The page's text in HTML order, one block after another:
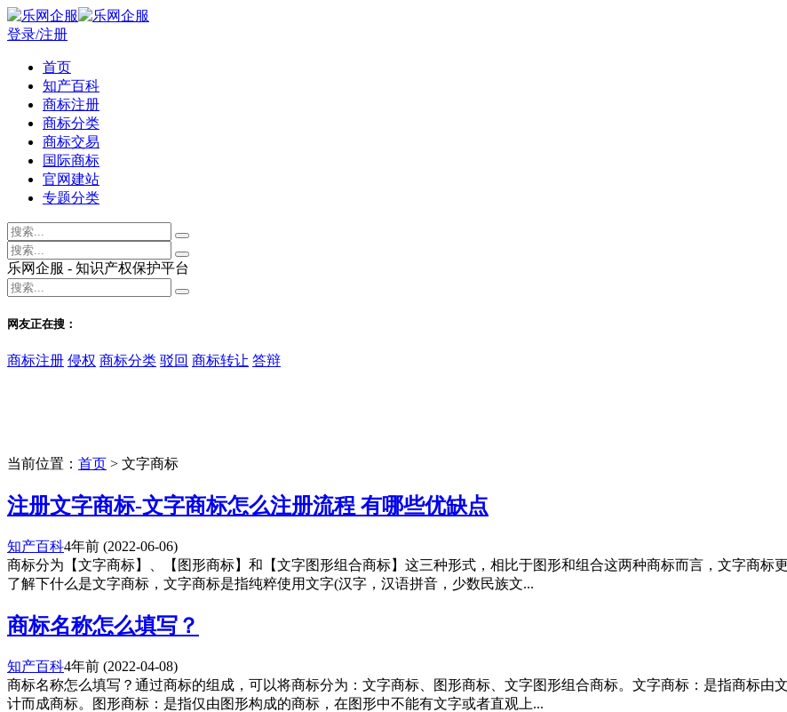
登录/注册
首页
知产百科
商标注册
商标分类
商标交易
国际商标
官网建站
专题分类
乐网企服 - 知识产权保护平台
网友正在搜：
商标注册 侵权 商标分类 驳回 商标转让 答辩
当前位置： 首页 > 文字商标
注册文字商标-文字商标怎么注册流程 有哪些优缺点
知产百科4年前 (2022-06-06)
商标分为【文字商标】、【图形商标】和【文字图形组合商标】这三种形式，相比于图形和组合这两种商标而言，文字商标
了解下什么是文字商标，文字商标是指纯粹使用文字(汉字，汉语拼音，少数民族文...
商标名称怎么填写？
知产百科4年前 (2022-04-08)
商标名称怎么填写？通过商标的组成，可以将商标分为：文字商标、图形商标、文字图形组合商标。文字商标：是指商标由
计而成商标。图形商标：是指仅由图形构成的商标，在图形中不能有文字或者直观上...